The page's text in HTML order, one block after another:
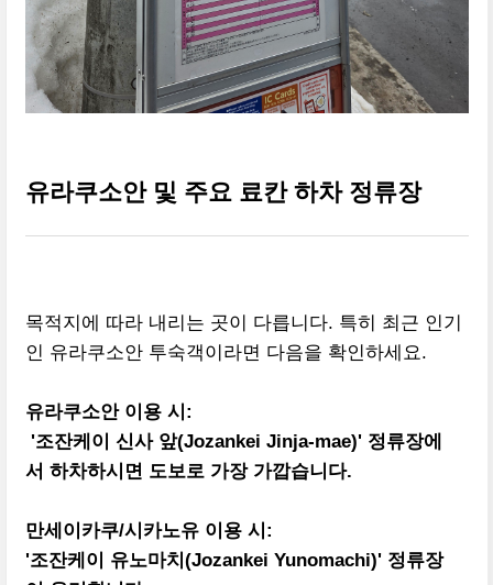
유라쿠소안 및 주요 료칸 하차 정류장
목적지에 따라 내리는 곳이 다릅니다. 특히 최근 인기
인 유라쿠소안 투숙객이라면 다음을 확인하세요.
유라쿠소안 이용 시:
'조잔케이 신사 앞(Jozankei Jinja-mae)' 정류장에
서 하차하시면 도보로 가장 가깝습니다.
만세이카쿠/시카노유 이용 시:
'조잔케이 유노마치(Jozankei Yunomachi)' 정류장